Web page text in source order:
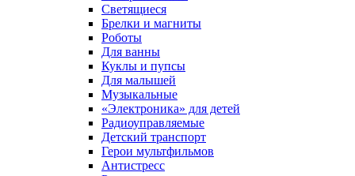
Светящиеся
Брелки и магниты
Роботы
Для ванны
Куклы и пупсы
Для малышей
Музыкальные
«Электроника» для детей
Радиоуправляемые
Детский транспорт
Герои мультфильмов
Антистресс